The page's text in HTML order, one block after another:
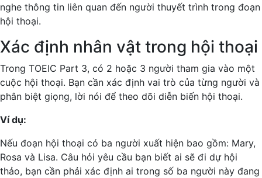
nghe thông tin liên quan đến người thuyết trình trong đoạn
hội thoại.
Xác định nhân vật trong hội thoại
Trong TOEIC Part 3, có 2 hoặc 3 người tham gia vào một
cuộc hội thoại. Bạn cần xác định vai trò của từng người và
phân biệt giọng, lời nói để theo dõi diễn biến hội thoại.
Ví dụ:
Nếu đoạn hội thoại có ba người xuất hiện bao gồm: Mary,
Rosa và Lisa. Câu hỏi yêu cầu bạn biết ai sẽ đi dự hội
thảo, bạn cần phải xác định ai trong số ba người này đang